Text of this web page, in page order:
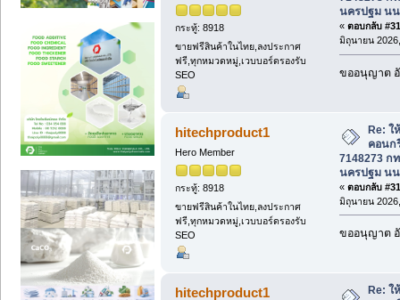
กระทู้: 8918
ขายฟรีสินค้าในไทย,ลงประกาศ
ฟรี,ทุกหมวดหมู่,เวบบอร์ดรองรับ
SEO
นครปฐม น
« ตอบกลับ
มิถุนายน
ขออนุญาต
hitechproduct1
Hero Member
กระทู้: 8918
ขายฟรีสินค้าในไทย,ลงประกาศ
ฟรี,ทุกหมวดหมู่,เวบบอร์ดรองรับ
SEO
Re: ใ
คอนก
7148273 ก
นครปฐม น
« ตอบกลับ
มิถุนายน
ขออนุญาต
hitechproduct1
Re: ใ